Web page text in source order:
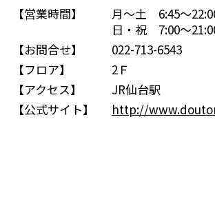
【営業時間】
月～土 6:45～
日・祝 7:00～
【お問合せ】
022-713-6543
【フロア】
2Ｆ
【アクセス】
JR仙台駅
【公式サイト】
http://